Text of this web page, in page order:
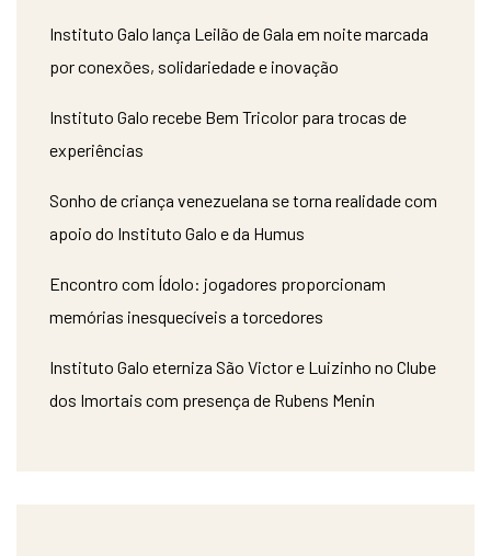
Instituto Galo lança Leilão de Gala em noite marcada
por conexões, solidariedade e inovação
Instituto Galo recebe Bem Tricolor para trocas de
experiências
Sonho de criança venezuelana se torna realidade com
apoio do Instituto Galo e da Humus
Encontro com Ídolo: jogadores proporcionam
memórias inesquecíveis a torcedores
Instituto Galo eterniza São Victor e Luizinho no Clube
dos Imortais com presença de Rubens Menin